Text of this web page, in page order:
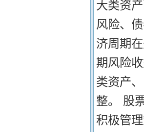
大类资
风险、
济周期
期风险
类资产
整。 股
积极管